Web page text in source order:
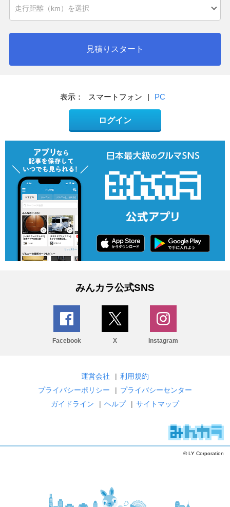
見積りスタート
表示： スマートフォン | PC
ログイン
みんカラ公式SNS
Facebook X Instagram
運営会社 | 利用規約
プライバシーポリシー
| プライバシーセンター
ガイドライン
| ヘルプ | サイトマップ
© LY Corporation